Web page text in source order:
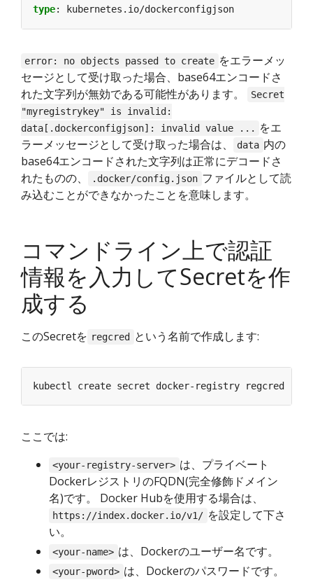
type: kubernetes.io/dockerconfigjson
error: no objects passed to create をエラーメッ
セージとして受け取った場合、base64エンコードさ
れた文字列が無効である可能性があります。
Secret
"myregistrykey" is invalid:
data[.dockerconfigjson]: invalid value ...
をエ
ラーメッセージとして受け取った場合は、
data 内の
base64エンコードされた文字列は正常にデコードさ
れたものの、
.docker/config.json ファイルとして読
み込むことができなかったことを意味します。
コマンドライン上で認証
情報を入力してSecretを作
成する
このSecretを regcred という名前で作成します:
kubectl create secret docker-registry regcred --
ここでは:
<your-registry-server> は、プライベート
DockerレジストリのFQDN(完全修飾ドメイン
名)です。 Docker Hubを使用する場合は、
https://index.docker.io/v1/ を設定して下さ
い。
<your-name> は、Dockerのユーザー名です。
<your-pword> は、Dockerのパスワードです。